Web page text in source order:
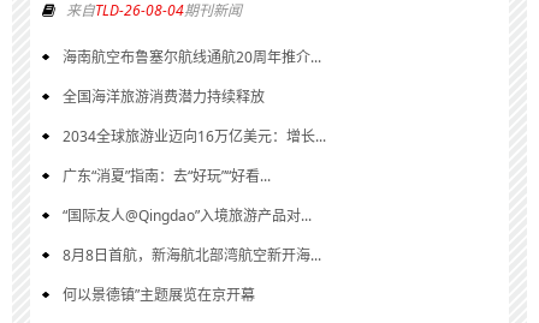
来自TLD-26-08-04期刊新闻
海南航空布鲁塞尔航线通航20周年推介...
全国海洋旅游消费潜力持续释放
2034全球旅游业迈向16万亿美元：增长...
广东“消夏”指南：去“好玩”“好看...
“国际友人@Qingdao”入境旅游产品对...
8月8日首航，新海航北部湾航空新开海...
何以景德镇”主题展览在京开幕